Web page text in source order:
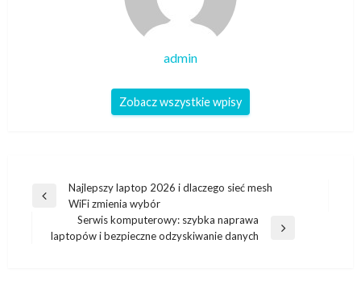
admin
Zobacz wszystkie wpisy
Nawigacja
wpisu
Poprzedni
Najlepszy laptop 2026 i dlaczego sieć mesh
WiFi zmienia wybór
Następny
Serwis komputerowy: szybka naprawa
laptopów i bezpieczne odzyskiwanie danych